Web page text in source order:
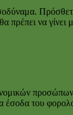
να γίνει
έσοδα του